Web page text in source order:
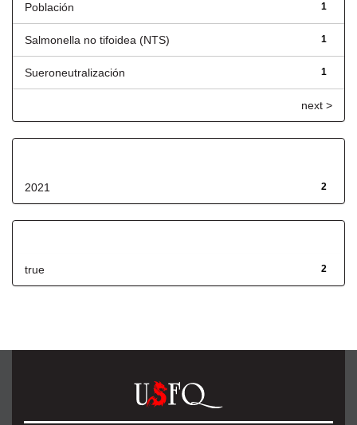
1
Población
1
Salmonella no tifoidea (NTS)
1
Sueroneutralización
next >
2
2021
2
true